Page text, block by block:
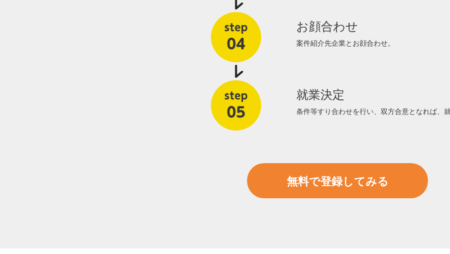
お顔合わせ
案件紹介先企業とお顔合わせ。
就業決定
条件等すり合わせを行い、双方合意となれば、
無料で登録してみる